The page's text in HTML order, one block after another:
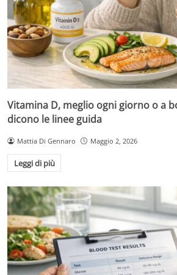
Vitamina D, meglio ogni giorno o a
dicono le linee guida
Mattia Di Gennaro Maggio 2, 2026
Leggi di più